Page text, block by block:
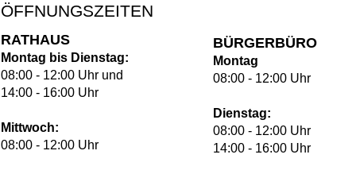
ÖFFNUNGSZEITEN
RATHAUS
Montag bis Dienstag:
08:00 - 12:00 Uhr und
14:00 - 16:00 Uhr
Mittwoch:
08:00 - 12:00 Uhr
BÜRGERBÜRO
Montag
08:00 - 12:00 Uhr
Dienstag:
08:00 - 12:00 Uhr
14:00 - 16:00 Uhr